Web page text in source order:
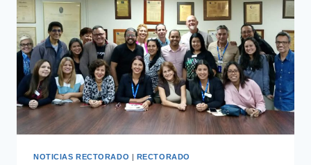
NOTICIAS RECTORADO | RECTORADO